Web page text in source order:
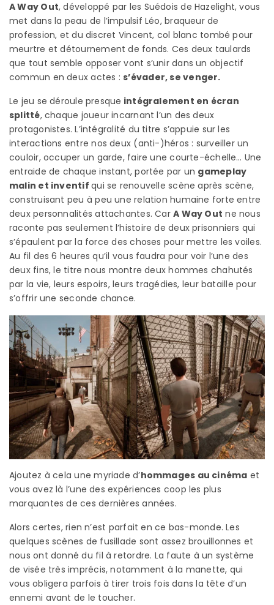
A Way Out, développé par les Suédois de Hazelight, vous
met dans la peau de l’impulsif Léo, braqueur de
profession, et du discret Vincent, col blanc tombé pour
meurtre et détournement de fonds. Ces deux taulards
que tout semble opposer vont s’unir dans un objectif
commun en deux actes :s’évader, se venger.
Le jeu se déroule presque intégralement en écran
splitté, chaque joueur incarnant l’un des deux
protagonistes. L’intégralité du titre s’appuie sur les
interactions entre nos deux (anti-)héros : surveiller un
couloir, occuper un garde, faire une courte-échelle… Une
entraide de chaque instant, portée par un gameplay
malin et inventifqui se renouvelle scène après scène,
construisant peu à peu une relation humaine forte entre
deux personnalités attachantes. CarA Way Out ne nous
raconte pas seulement l’histoire de deux prisonniers qui
s’épaulent par la force des choses pour mettre les voiles.
Au fil des 6 heures qu’il vous faudra pour voir l’une des
deux fins, le titre nous montre deux hommes chahutés
par la vie, leurs espoirs, leurs tragédies, leur bataille pour
s’offrir une seconde chance.
Ajoutez à cela une myriade d’hommages au cinéma et
vous avez là l’une des expériences coop les plus
marquantes de ces dernières années.
Alors certes, rien n’est parfait en ce bas-monde. Les
quelques scènes de fusillade sont assez brouillonnes et
nous ont donné du fil à retordre. La faute à un système
de visée très imprécis, notamment à la manette, qui
vous obligera parfois à tirer trois fois dans la tête d’un
ennemi avant de le toucher.